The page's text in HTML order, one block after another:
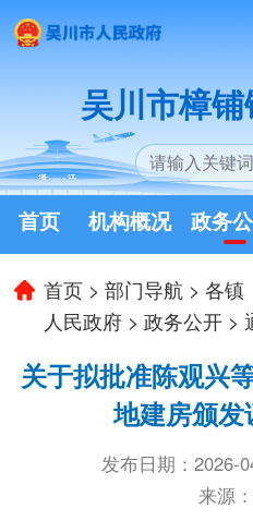
吴川市樟
首页 机构概况 政务
首页 >部门导航 >各镇
人民政府 >政务公开 >
关于拟批准陈观兴
地建房颁
发布日期：2026-
来源